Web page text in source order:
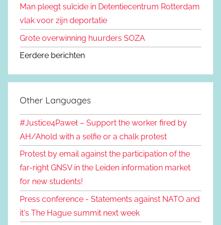
Man pleegt suïcide in Detentiecentrum Rotterdam
vlak voor zijn deportatie
Grote overwinning huurders SOZA
Eerdere berichten
Other Languages
#Justice4Paweł – Support the worker fired by
AH/Ahold with a selfie or a chalk protest
Protest by email against the participation of the
far-right GNSV in the Leiden information market
for new students!
Press conference - Statements against NATO and
it's The Hague summit next week